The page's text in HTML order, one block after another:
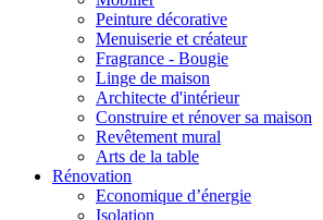
Peinture décorative
Menuiserie et créateur
Fragrance - Bougie
Linge de maison
Architecte d'intérieur
Construire et rénover sa maison
Revêtement mural
Arts de la table
Rénovation
Economique d’énergie
Isolation